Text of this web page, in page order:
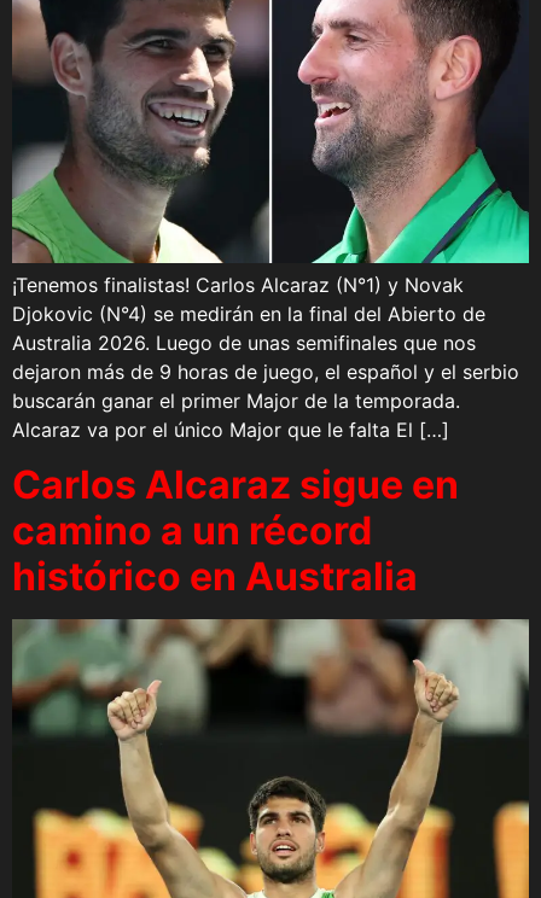
¡Tenemos finalistas! Carlos Alcaraz (N°1) y Novak
Djokovic (N°4) se medirán en la final del Abierto de
Australia 2026. Luego de unas semifinales que nos
dejaron más de 9 horas de juego, el español y el serbio
buscarán ganar el primer Major de la temporada.
Alcaraz va por el único Major que le falta El […]
Carlos Alcaraz sigue en
camino a un récord
histórico en Australia